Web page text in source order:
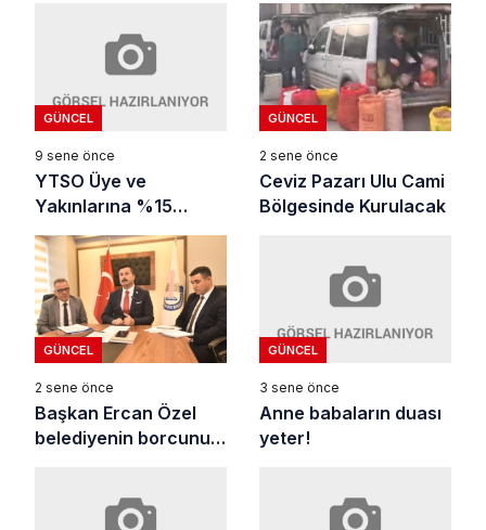
GÜNCEL
9 sene önce
YTSO Üye ve
Yakınlarına %15
İndirim
GÜNCEL
2 sene önce
Ceviz Pazarı Ulu Cami
Bölgesinde Kurulacak
GÜNCEL
2 sene önce
Başkan Ercan Özel
belediyenin borcunu
GÜNCEL
3 sene önce
Anne babaların duası
yeter!